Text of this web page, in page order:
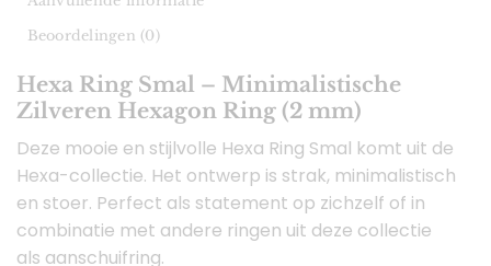
Beoordelingen (0)
Hexa Ring Smal – Minimalistische
Zilveren Hexagon Ring (2 mm)
Deze mooie en stijlvolle Hexa Ring Smal komt uit de
Hexa-collectie. Het ontwerp is strak, minimalistisch
en stoer. Perfect als statement op zichzelf of in
combinatie met andere ringen uit deze collectie
als aanschuifring.